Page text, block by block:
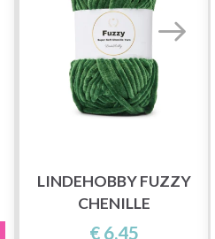
LINDEHOBBY FUZZY
CHENILLE
€ 6,45